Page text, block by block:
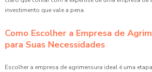
investimento que vale a pena.
Como Escolher a Empresa de
para Suas Necessidades
Escolher a empresa de agrimensura ideal é uma